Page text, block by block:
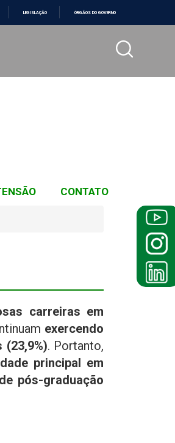
LEGISLAÇÃO ÓRGÃOS DO GOVERNO
CONTATO
carreiras em
exercendo
(23,9%). Portanto,
principal em
pós-graduação